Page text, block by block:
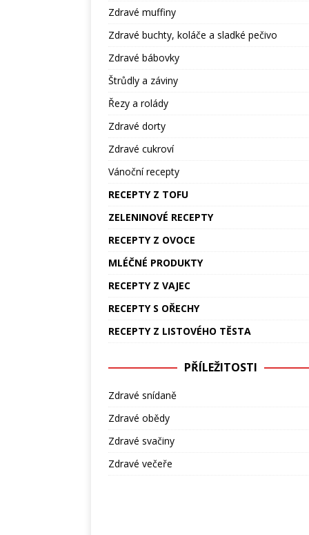
Zdravé muffiny
Zdravé buchty, koláče a sladké pečivo
Zdravé bábovky
Štrůdly a záviny
Řezy a rolády
Zdravé dorty
Zdravé cukroví
Vánoční recepty
RECEPTY Z TOFU
ZELENINOVÉ RECEPTY
RECEPTY Z OVOCE
MLÉČNÉ PRODUKTY
RECEPTY Z VAJEC
RECEPTY S OŘECHY
RECEPTY Z LISTOVÉHO TĚSTA
PŘÍLEŽITOSTI
Zdravé snídaně
Zdravé obědy
Zdravé svačiny
Zdravé večeře